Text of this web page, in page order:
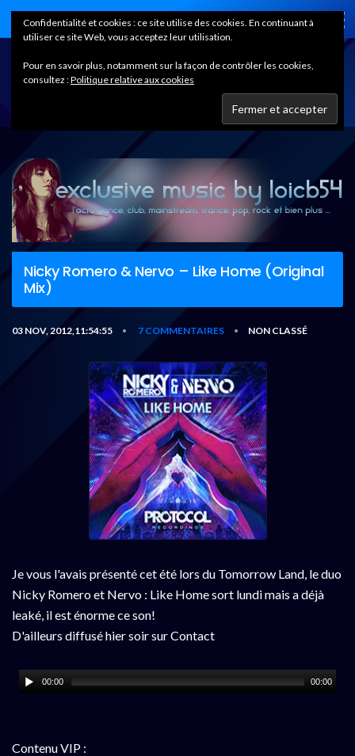
Home
Nicky Romero & Nervo – Like Home (Original
Mix)
03 NOV, 2012,11:54:55 • 7 COMMENTAIRES • NON CLASSÉ
Je vous l'avais présenté cet été lors du Tomorrow Land, le duo
Nicky Romero et Nervo : Like Home sort lundi mais a déjà
leaké, il est énorme ce son!
D'ailleurs diffusé hier soir sur Contact
00:00 00:00
Contenu VIP :
Confidentialité et cookies : ce site utilise des cookies. En continuant à
utiliser ce site Web, vous acceptez leur utilisation.
Pour en savoir plus, notamment sur la façon de contrôler les cookies,
consultez :Politique relative aux cookies